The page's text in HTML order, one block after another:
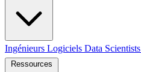
Ingénieurs Logiciels Data Scientists